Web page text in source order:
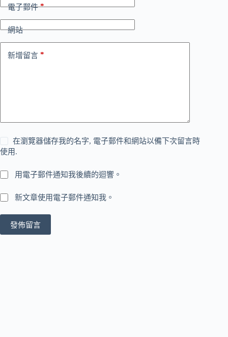
電子郵件*
網站
新增留言 *
在瀏覽器儲存我的名字, 電子郵件和網站以備下次留言時
使用.
用電子郵件通知我後續的迴響。
新文章使用電子郵件通知我。
發佈留言